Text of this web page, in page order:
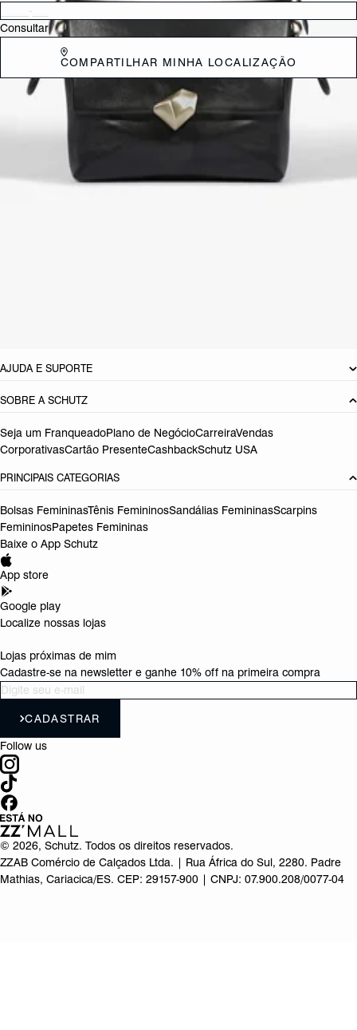
Consultar
COMPARTILHAR MINHA LOCALIZAÇÃO
DESCRIÇÃO
Feita para quem busca um acessório que une estilo e praticidade, a
bolsa tiracolo Bubble é a definição de elegância moderna.
Confeccionada em couro, seu design exclusivo com um efeito
enrugado e o detalhe metalizado em tom dourado adicionam um
AJUDA E SUPORTE
SOBRE A SCHUTZ
Seja um FranqueadoPlano de NegócioCarreiraVendas
CorporativasCartão PresenteCashbackSchutz USA
PRINCIPAIS CATEGORIAS
Bolsas FemininasTênis FemininosSandálias FemininasScarpins
FemininosPapetes Femininas
Baixe o App Schutz
App store
Google play
Localize nossas lojas
Lojas próximas de mim
Cadastre-se na newsletter e ganhe 10% off na primeira compra
CADASTRAR
Follow us
© 2026, Schutz. Todos os direitos reservados.
ZZAB Comércio de Calçados Ltda. | Rua África do Sul, 2280. Padre
Mathias, Cariacica/ES. CEP: 29157-900 | CNPJ: 07.900.208/0077-04